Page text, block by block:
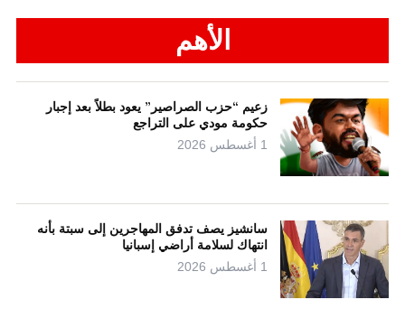
الأهم
زعيم “حزب الصراصير” يعود بطلاً بعد إجبار
حكومة مودي على التراجع
1 أغسطس 2026
سانشيز يصف تدفق المهاجرين إلى سبتة بأنه
انتهاك لسلامة أراضي إسبانيا
1 أغسطس 2026